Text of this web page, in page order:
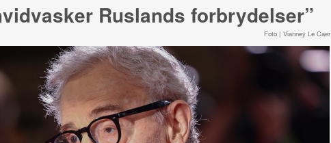
Ruslands forbrydelser”
Foto | Vianney Le Caer